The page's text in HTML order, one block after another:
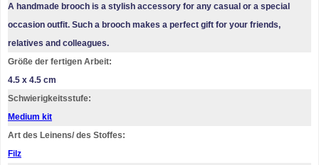
A handmade brooch is a stylish accessory for any casual or a special
occasion outfit. Such a brooch makes a perfect gift for your friends,
relatives and colleagues.
Größe der fertigen Arbeit:
4.5 x 4.5 cm
Schwierigkeitsstufe:
Medium kit
Art des Leinens/ des Stoffes:
Filz